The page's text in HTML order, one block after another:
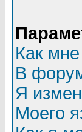
Как
В
Я
Моего